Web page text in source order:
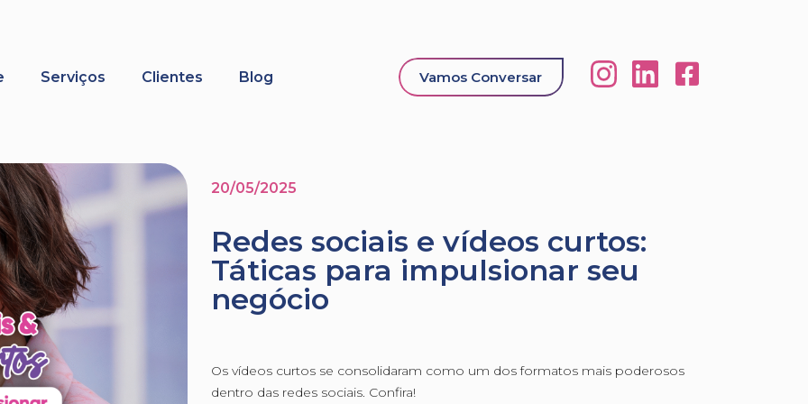
Serviços Clientes Blog Vamos Conversar
20/05/2025
Redes sociais e vídeos curtos:
Táticas para impulsionar seu
negócio
Os vídeos curtos se consolidaram como um dos formatos mais poderosos
dentro das redes sociais. Confira!